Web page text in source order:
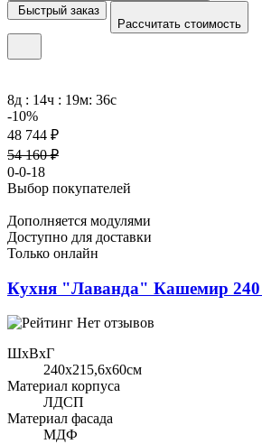
Быстрый заказ
Рассчитать стоимость
8д : 14ч : 19м: 36с
-10%
48 744 ₽
54 160 ₽
0-0-18
Выбор покупателей
Дополняется модулями
Доступно для доставки
Только онлайн
Кухня "Лаванда" Кашемир 240
Нет отзывов
ШхВхГ
240x215,6х60см
Материал корпуса
ЛДСП
Материал фасада
МДФ